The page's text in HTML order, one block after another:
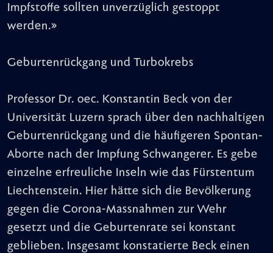
Impfstoffe sollten unverzüglich gestoppt
werden.»
Geburtenrückgang und Turbokrebs
Professor Dr. oec. Konstantin Beck von der
Universität Luzern sprach über den nachhaltigen
Geburtenrückgang und die häufigeren Spontan-
Aborte nach der Impfung Schwangerer. Es gebe
einzelne erfreuliche Inseln wie das Fürstentum
Liechtenstein. Hier hätte sich die Bevölkerung
gegen die Corona-Massnahmen zur Wehr
gesetzt und die Geburtenrate sei konstant
geblieben. Insgesamt konstatierte Beck einen